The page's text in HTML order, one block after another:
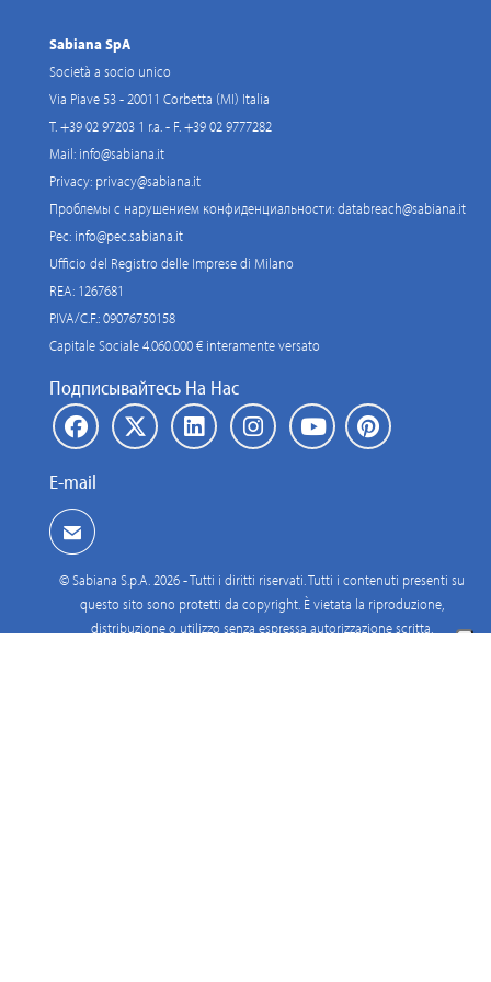
Sabiana SpA
Società a socio unico
Via Piave 53 - 20011 Corbetta (MI) Italia
T. +39 02 97203 1 r.a. - F. +39 02 9777282
Mail: info@sabiana.it
Privacy: privacy@sabiana.it
Проблемы с нарушением конфиденциальности:databreach@sabiana.it
Pec: info@pec.sabiana.it
Ufficio del Registro delle Imprese di Milano
REA: 1267681
P.IVA/C.F.: 09076750158
Capitale Sociale 4.060.000 € interamente versato
Подписывайтесь На Нас
E-mail
© Sabiana S.p.A. 2026 - Tutti i diritti riservati. Tutti i contenuti presenti su
questo sito sono protetti da copyright. È vietata la riproduzione,
distribuzione o utilizzo senza espressa autorizzazione scritta.